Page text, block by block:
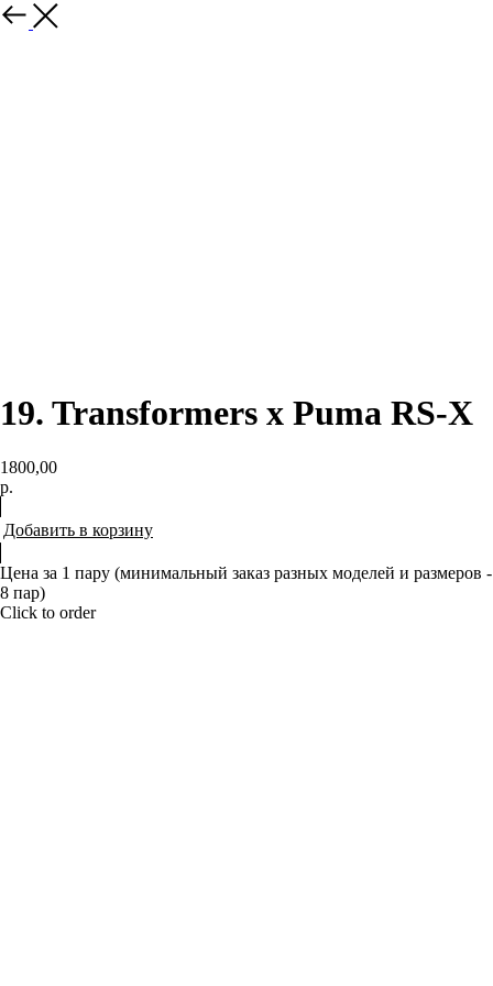
назад
19. Transformers x Puma RS-X
1800,00
р.
Добавить в корзину
Цена за 1 пару (минимальный заказ разных моделей и размеров -
8 пар)
Click to order